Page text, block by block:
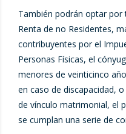
También podrán optar
Renta de no Residentes,
contribuyentes por el
Personas Físicas, el
menores de veinticinco
en caso de discapacidad,
de vínculo matrimonial, el
se cumplan una serie de